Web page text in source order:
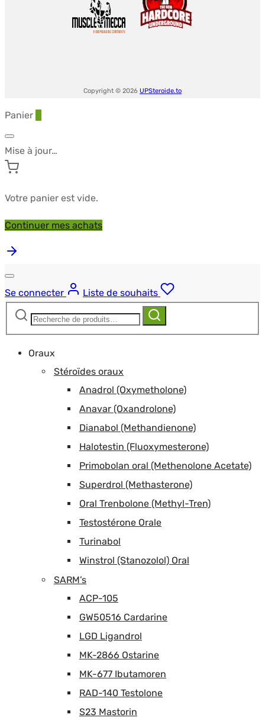
Copyright © 2026 UPSteroide.to
Panier
Mise à jour…
Votre panier est vide.
Continuer mes achats
Se connecter
Liste de souhaits
Recherche
Recherche
Oraux
Stéroïdes oraux
Anadrol (Oxymetholone)
Anavar (Oxandrolone)
Dianabol (Methandienone)
Halotestin (Fluoxymesterone)
Primobolan oral (Methenolone Acetate)
Superdrol (Methasterone)
Oral Trenbolone (Methyl-Tren)
Testostérone Orale
Turinabol
Winstrol (Stanozolol) Oral
SARM’s
ACP-105
GW50516 Cardarine
LGD Ligandrol
MK-2866 Ostarine
MK-677 Ibutamoren
RAD-140 Testolone
S23 Mastorin